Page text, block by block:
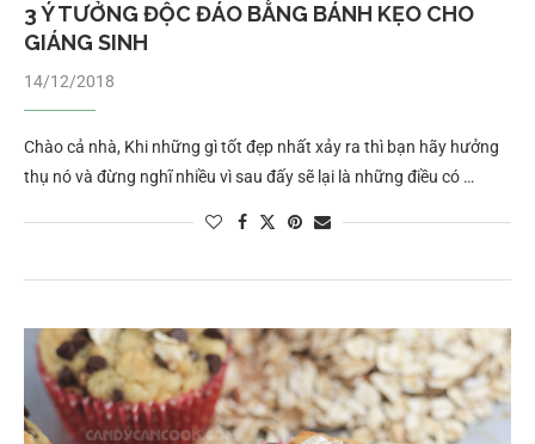
3 Ý TƯỞNG ĐỘC ĐÁO BẰNG BÁNH KẸO CHO
GIÁNG SINH
14/12/2018
Chào cả nhà, Khi những gì tốt đẹp nhất xảy ra thì bạn hãy hưởng
thụ nó và đừng nghĩ nhiều vì sau đấy sẽ lại là những điều có …